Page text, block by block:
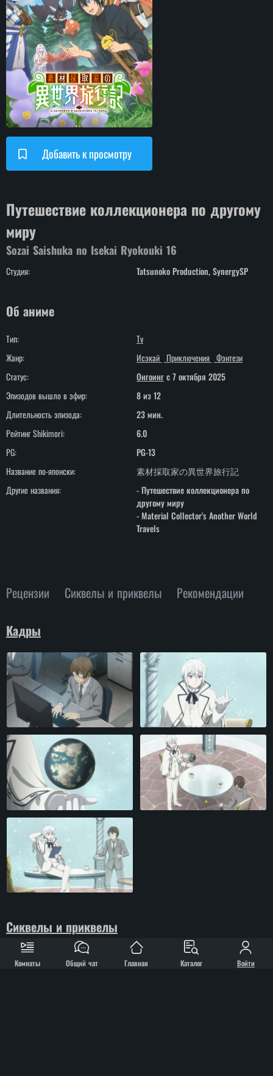
Комнаты Общий чат Главная Каталог Войти
Добавить к просмотру
Путешествие коллекционера по другому
миру
Sozai Saishuka no Isekai Ryokouki 16
Студия: Tatsunoko Production, SynergySP
Об аниме
Тип:
Tv
Жанр:
Исэкай Приключения Фэнтези
Статус:
Онгоингc 7 октября 2025
Эпизодов вышло в эфир:
8 из 12
Длительность эпизода:
23 мин.
Рейтинг Shikimori:
6.0
PG:
PG-13
Название по-японски:
素材採取家の異世界旅行記
Другие названия:
- Путешествие коллекционера по
другому миру
- Material Collector's Another World
Travels
Рецензии Сиквелы и приквелы Рекомендации
Кадры
Сиквелы и приквелы
Материалы не найдены